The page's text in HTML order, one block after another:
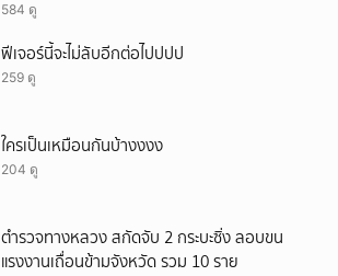
584 ดู
ฟีเจอร์นี้จะไม่ลับอีกต่อไปปปป
259 ดู
ใครเป็นเหมือนกันบ้างงงง
204 ดู
ตำรวจทางหลวง สกัดจับ 2 กระบะซิ่ง ลอบขน
แรงงานเถื่อนข้ามจังหวัด รวม 10 ราย